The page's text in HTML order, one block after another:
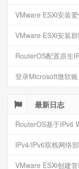
VMware ESXi安装
VMware ESXi安装
RouterOS配置原生
登录Microsoft微软
最新日志
RouterOS基于IPv6
IPv4/IPv6双栈网络
VMware ESXi创建